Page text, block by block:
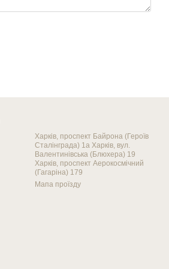
Харків, проспект Байрона (Героїв
Сталінграда) 1а Харків, вул.
Валентинівська (Блюхера) 19
Харків, проспект Аерокосмічний
(Гагаріна) 179
Мапа проїзду